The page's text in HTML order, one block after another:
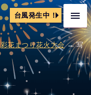
台風発生中！
彩花まつり花火大会→ 写